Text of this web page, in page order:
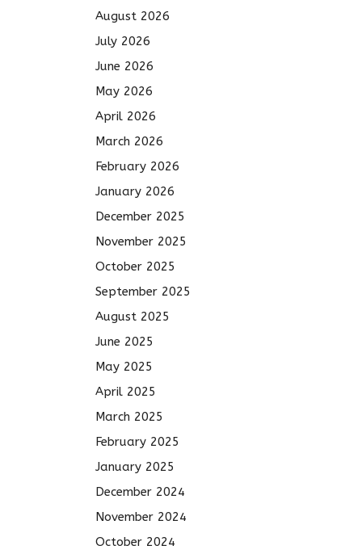
August 2026
July 2026
June 2026
May 2026
April 2026
March 2026
February 2026
January 2026
December 2025
November 2025
October 2025
September 2025
August 2025
June 2025
May 2025
April 2025
March 2025
February 2025
January 2025
December 2024
November 2024
October 2024